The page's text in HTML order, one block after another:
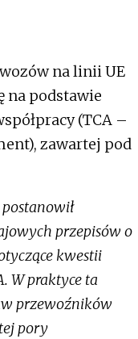
na linii UE
na podstawie
(TCA –
zawartej pod
przepisów o
kwestii
W praktyce ta
przewoźników
pory